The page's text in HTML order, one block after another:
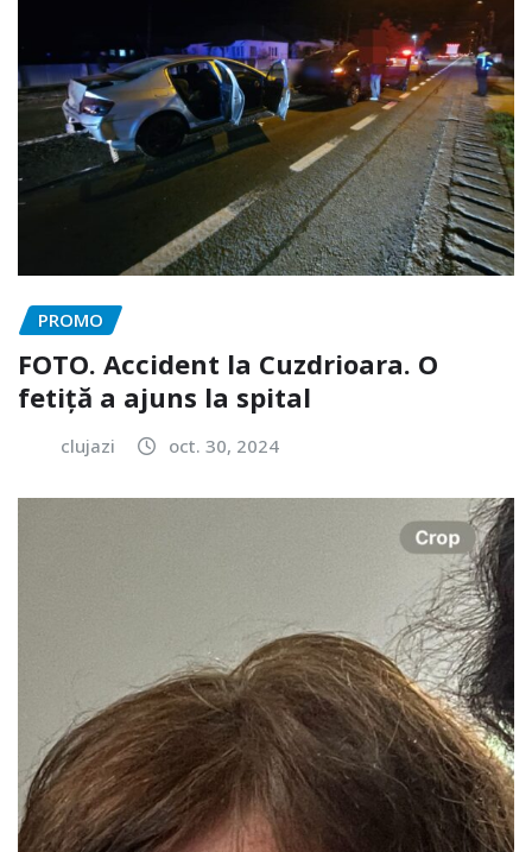
PROMO
FOTO. Accident la Cuzdrioara. O
fetiță a ajuns la spital
clujazi oct. 30, 2024